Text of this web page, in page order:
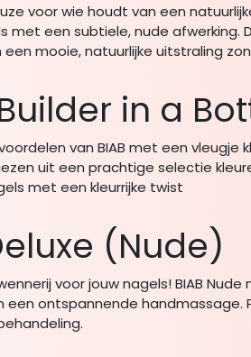
voor wie houdt van een
met een subtiele, nude afwerking.
mooie, natuurlijke uitstraling
in a
van BIAB met een vleugje
uit een prachtige selectie
met een kleurrijke twist
(Nude)
voor jouw nagels! BIAB
een ontspannende handmassage.